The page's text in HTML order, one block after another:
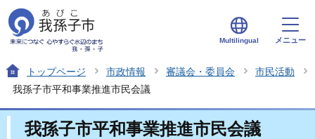
Multilingual メニュー
トップページ 市政情報 審議会・委員会
市民活動
我孫子市平和事業推進市民会議
我孫子市平和事業推進市民会議